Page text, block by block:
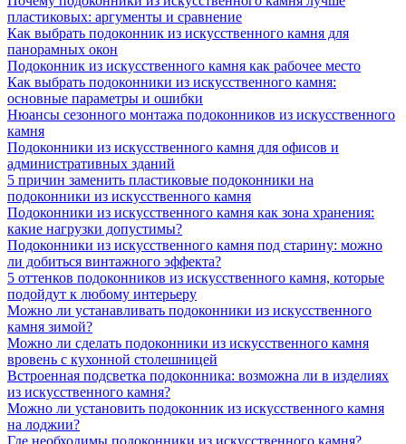
пластиковых: аргументы и сравнение
Как выбрать подоконник из искусственного камня для
панорамных окон
Подоконник из искусственного камня как рабочее место
Как выбрать подоконники из искусственного камня:
основные параметры и ошибки
Нюансы сезонного монтажа подоконников из искусственного
камня
Подоконники из искусственного камня для офисов и
административных зданий
5 причин заменить пластиковые подоконники на
подоконники из искусственного камня
Подоконники из искусственного камня как зона хранения:
какие нагрузки допустимы?
Подоконники из искусственного камня под старину: можно
ли добиться винтажного эффекта?
5 оттенков подоконников из искусственного камня, которые
подойдут к любому интерьеру
Можно ли устанавливать подоконники из искусственного
камня зимой?
Можно ли сделать подоконники из искусственного камня
вровень с кухонной столешницей
Встроенная подсветка подоконника: возможна ли в изделиях
из искусственного камня?
Можно ли установить подоконник из искусственного камня
на лоджии?